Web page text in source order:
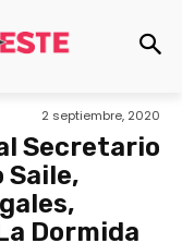
2 septiembre, 2020
Secretario
Saile,
Dormida